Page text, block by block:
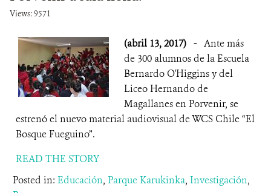
Views: 9571
(abril 13, 2017) - Ante más
de 300 alumnos de la Escuela
Bernardo O'Higgins y del
Liceo Hernando de
Magallanes en Porvenir, se
estrenó el nuevo material audiovisual de WCS Chile “El
Bosque Fueguino”.
READ THE STORY
Posted in: Educación, Parque Karukinka, Investigación,